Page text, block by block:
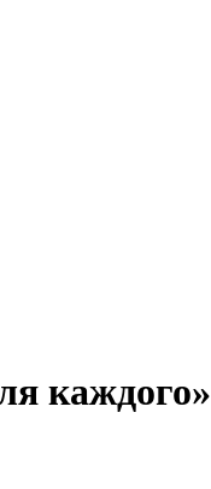
каждого»